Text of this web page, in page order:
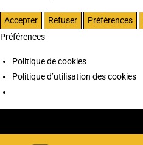
Accepter Refuser Préférences
Préférences
Politique de cookies
Politique d’utilisation des cookies